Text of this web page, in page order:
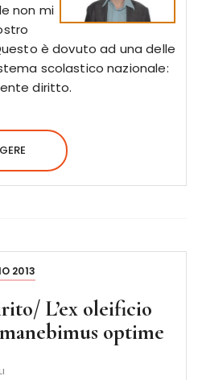
non mi
è dovuto ad una delle
scolastico nazionale:
diritto.
2013
L’ex oleificio
optime